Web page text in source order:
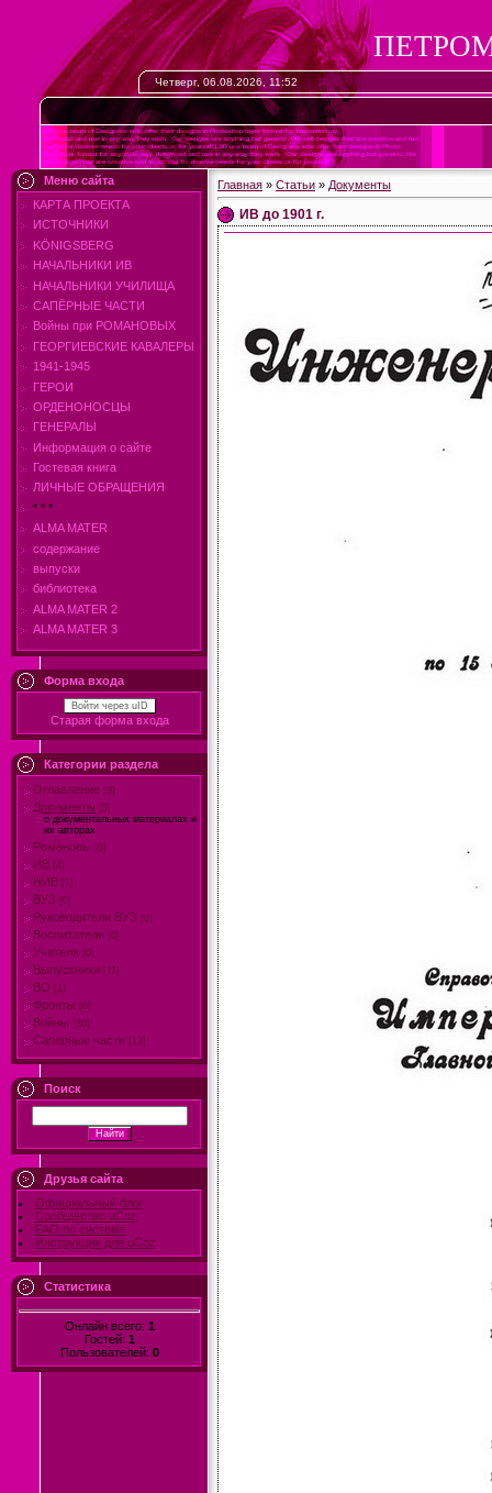
Четверг, 06.08.2026, 11:52
Меню сайта
КАРТА ПРОЕКТА
ИСТОЧНИКИ
KÖNIGSBERG
НАЧАЛЬНИКИ ИВ
НАЧАЛЬНИКИ УЧИЛИЩА
САПЁРНЫЕ ЧАСТИ
Войны при РОМАНОВЫХ
ГЕОРГИЕВСКИЕ КАВАЛЕРЫ
1941-1945
ГЕРОИ
ОРДЕНОНОСЦЫ
ГЕНЕРАЛЫ
Информация о сайте
Гостевая книга
ЛИЧНЫЕ ОБРАЩЕНИЯ
* * *
ALMA MATER
содержание
выпуски
библиотека
ALMA MATER 2
ALMA MATER 3
Форма входа
Войти через uID
Старая форма входа
Категории раздела
Оглавление
[3]
Документы
[5]
о документальных материалах и
их авторах
Романовы [0]
ИВ [4]
НИВ [1]
ВУЗ [0]
Руководители ВУЗ [0]
Воспитатели [0]
Учителя [0]
Выпускники [11]
ВО [1]
Фронты [0]
Войны [30]
Саперные части [13]
Поиск
Друзья сайта
Официальный блог
Сообщество uCoz
FAQ по системе
Инструкции для uCoz
Статистика
Онлайн всего: 1
Гостей: 1
Пользователей: 0
Главная » Статьи » Документы
ИВ до 1901 г.